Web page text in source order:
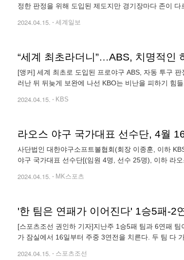
정한 판정을 위해 도입된 제도지만 경기장마다 존이
2024.04.15. 세계일보
“세계 최초라더니”…ABS, 치명적인
[앵커] 세계 최초로 도입된 프로야구 ABS, 자동 투구 판정 시스템을 둘러싼 논란이 일파
러난 뒤 뒤늦게 보완에 나선 KBO는 비난을 피하기 힘들게 됐습니다. 강재훈 기자의 보도입니다. [리포트] 논란이 된 NC 이재학의 투구
2024.04.15. KBS
라오스 야구 국가대표 선수단, 4월
사단법인 대한야구소프트볼협회(회장 이종훈, 이하
야구 국가대표 선수단[(임원 4명, 선수 25명), 이하 라
2024.04.15. MK스포츠
[스포츠조선 권인하 기자]지난주 1승5패 팀과 6연패
가 잠실에서 16일부터 주중 3연전을 치른다. 두 팀 다
2024.04.15. 스포츠조선